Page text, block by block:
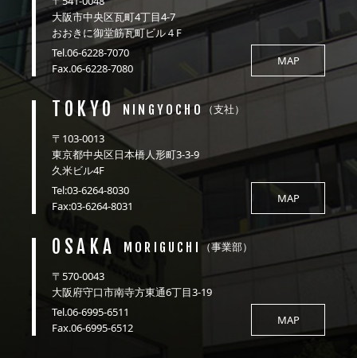
大阪市中央区瓦町4丁目4-7
おおきに御堂筋瓦町ビル４F
Tel.06-6228-7070
Fax.06-6228-7080
MAP
TOKYO NINGYOCHO（支社）
〒103-0013
東京都中央区日本橋人形町3-3-9
久米ビル4F
Tel:03-6264-8030
Fax:03-6264-8031
MAP
OSAKA MORIGUCHI （事業部）
〒570-0043
大阪府守口市南寺方東通6丁目3-19
Tel.06-6995-6511
Fax.06-6995-6512
MAP